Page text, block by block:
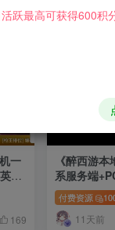
一
雄
169
《醉西游
系服务端
付费资源
11天前
跃最高可获得600积